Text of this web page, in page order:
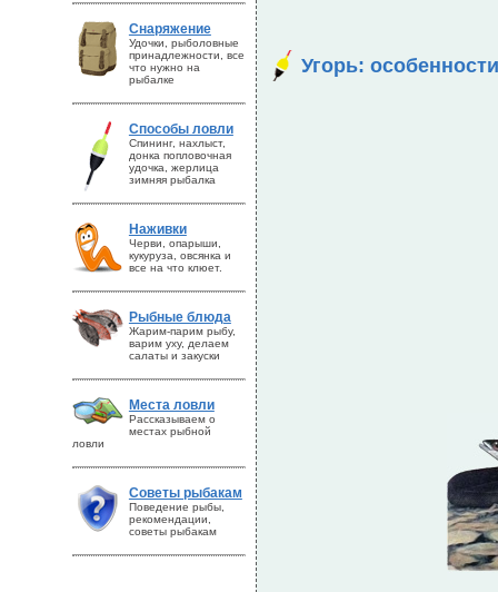
Угорь:
Снаряжение
Удочки, рыболовные
принадлежности, все
что нужно на
рыбалке
Способы ловли
Спининг, нахлыст,
донка попловочная
удочка, жерлица
зимняя рыбалка
Наживки
Черви, опарыши,
кукуруза, овсянка и
все на что клюет.
Рыбные блюда
Жарим-парим рыбу,
варим уху, делаем
салаты и закуски
Места ловли
Рассказываем о
местах рыбной
ловли
Советы рыбакам
Поведение рыбы,
рекомендации,
советы рыбакам